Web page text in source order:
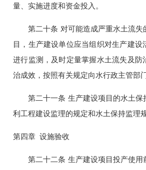
量、实施进度和资金投入。
第二十条 对可能造成严重水土流失
目，生产建设单位应当组织对生产建设
进行监测，及时定量掌握水土流失及防
治成效，按照有关规定向水行政主管部
第二十一条 生产建设项目的水土保
利工程建设监理的规定和水土保持监理
第四章 设施验收
第二十二条 生产建设项目投产使用